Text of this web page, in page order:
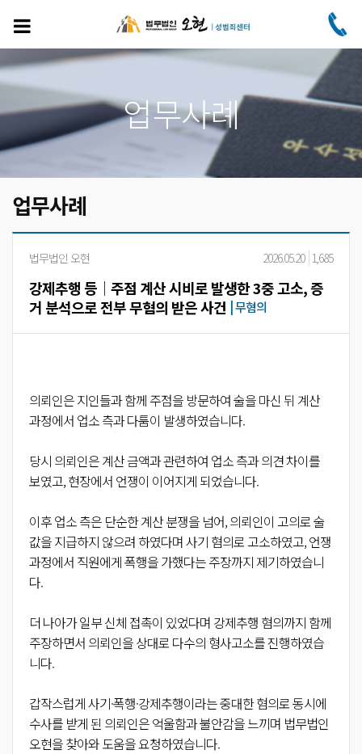
주
요
콘
텐
츠
건
뛰
업무사례
업무사례
법무법인 오현 2026.05.20 1,685
강제추행 등│주점 계산 시비로 발생한 3중 고소, 증
거 분석으로 전부 무혐의 받은 사건 무혐의
의뢰인은 지인들과 함께 주점을 방문하여 술을 마신 뒤 계산
과정에서 업소 측과 다툼이 발생하였습니다.
당시 의뢰인은 계산 금액과 관련하여 업소 측과 의견 차이를
보였고, 현장에서 언쟁이 이어지게 되었습니다.
이후 업소 측은 단순한 계산 분쟁을 넘어, 의뢰인이 고의로 술
값을 지급하지 않으려 하였다며 사기 혐의로 고소하였고, 언쟁
과정에서 직원에게 폭행을 가했다는 주장까지 제기하였습니
다.
더 나아가 일부 신체 접촉이 있었다며 강제추행 혐의까지 함께
주장하면서 의뢰인을 상대로 다수의 형사고소를 진행하였습
니다.
갑작스럽게 사기·폭행·강제추행이라는 중대한 혐의로 동시에
수사를 받게 된 의뢰인은 억울함과 불안감을 느끼며 법무법인
오현을 찾아와 도움을 요청하였습니다.